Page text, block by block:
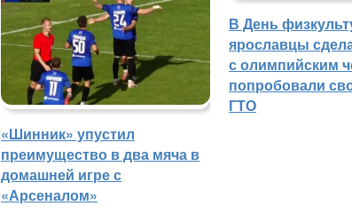
«Шинник» упустил
преимущество в два мяча в
домашней игре с
«Арсеналом»
В День
ярославцы
с олимпийским
попробовали
ГТО